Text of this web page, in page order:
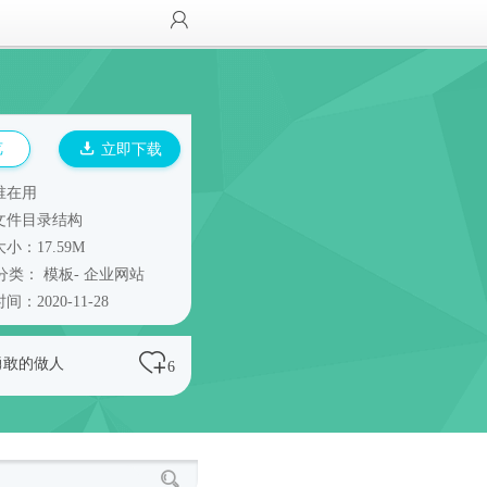
立即下载
在用
件目录结构
小：17.59M
类： 模板- 企业网站
间：2020-11-28
敢的做人 6